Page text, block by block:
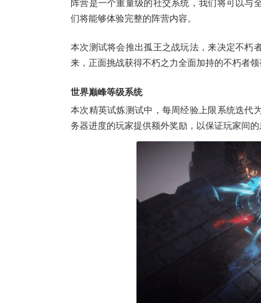
阵营是一个重量级的社交系统，我们将可以与
们将能够体验完整的阵营内容。
本次测试将会推出孤王之战玩法，来决定不
来，正面挑战获得不朽之力全面加持的不朽者
世界巅峰等级系统
本次精英试炼测试中，每周经验上限系统迭代
务器进度的玩家提供额外奖励，以保证玩家间的